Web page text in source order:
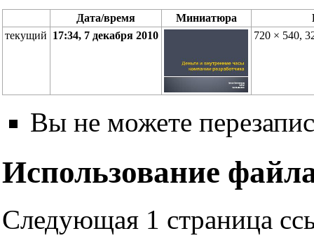
Дата/время Миниатюра
текущий 17:34, 7 декабря 2010 720 × 540,
Вы не можете
Использование
Следующая 1 страница